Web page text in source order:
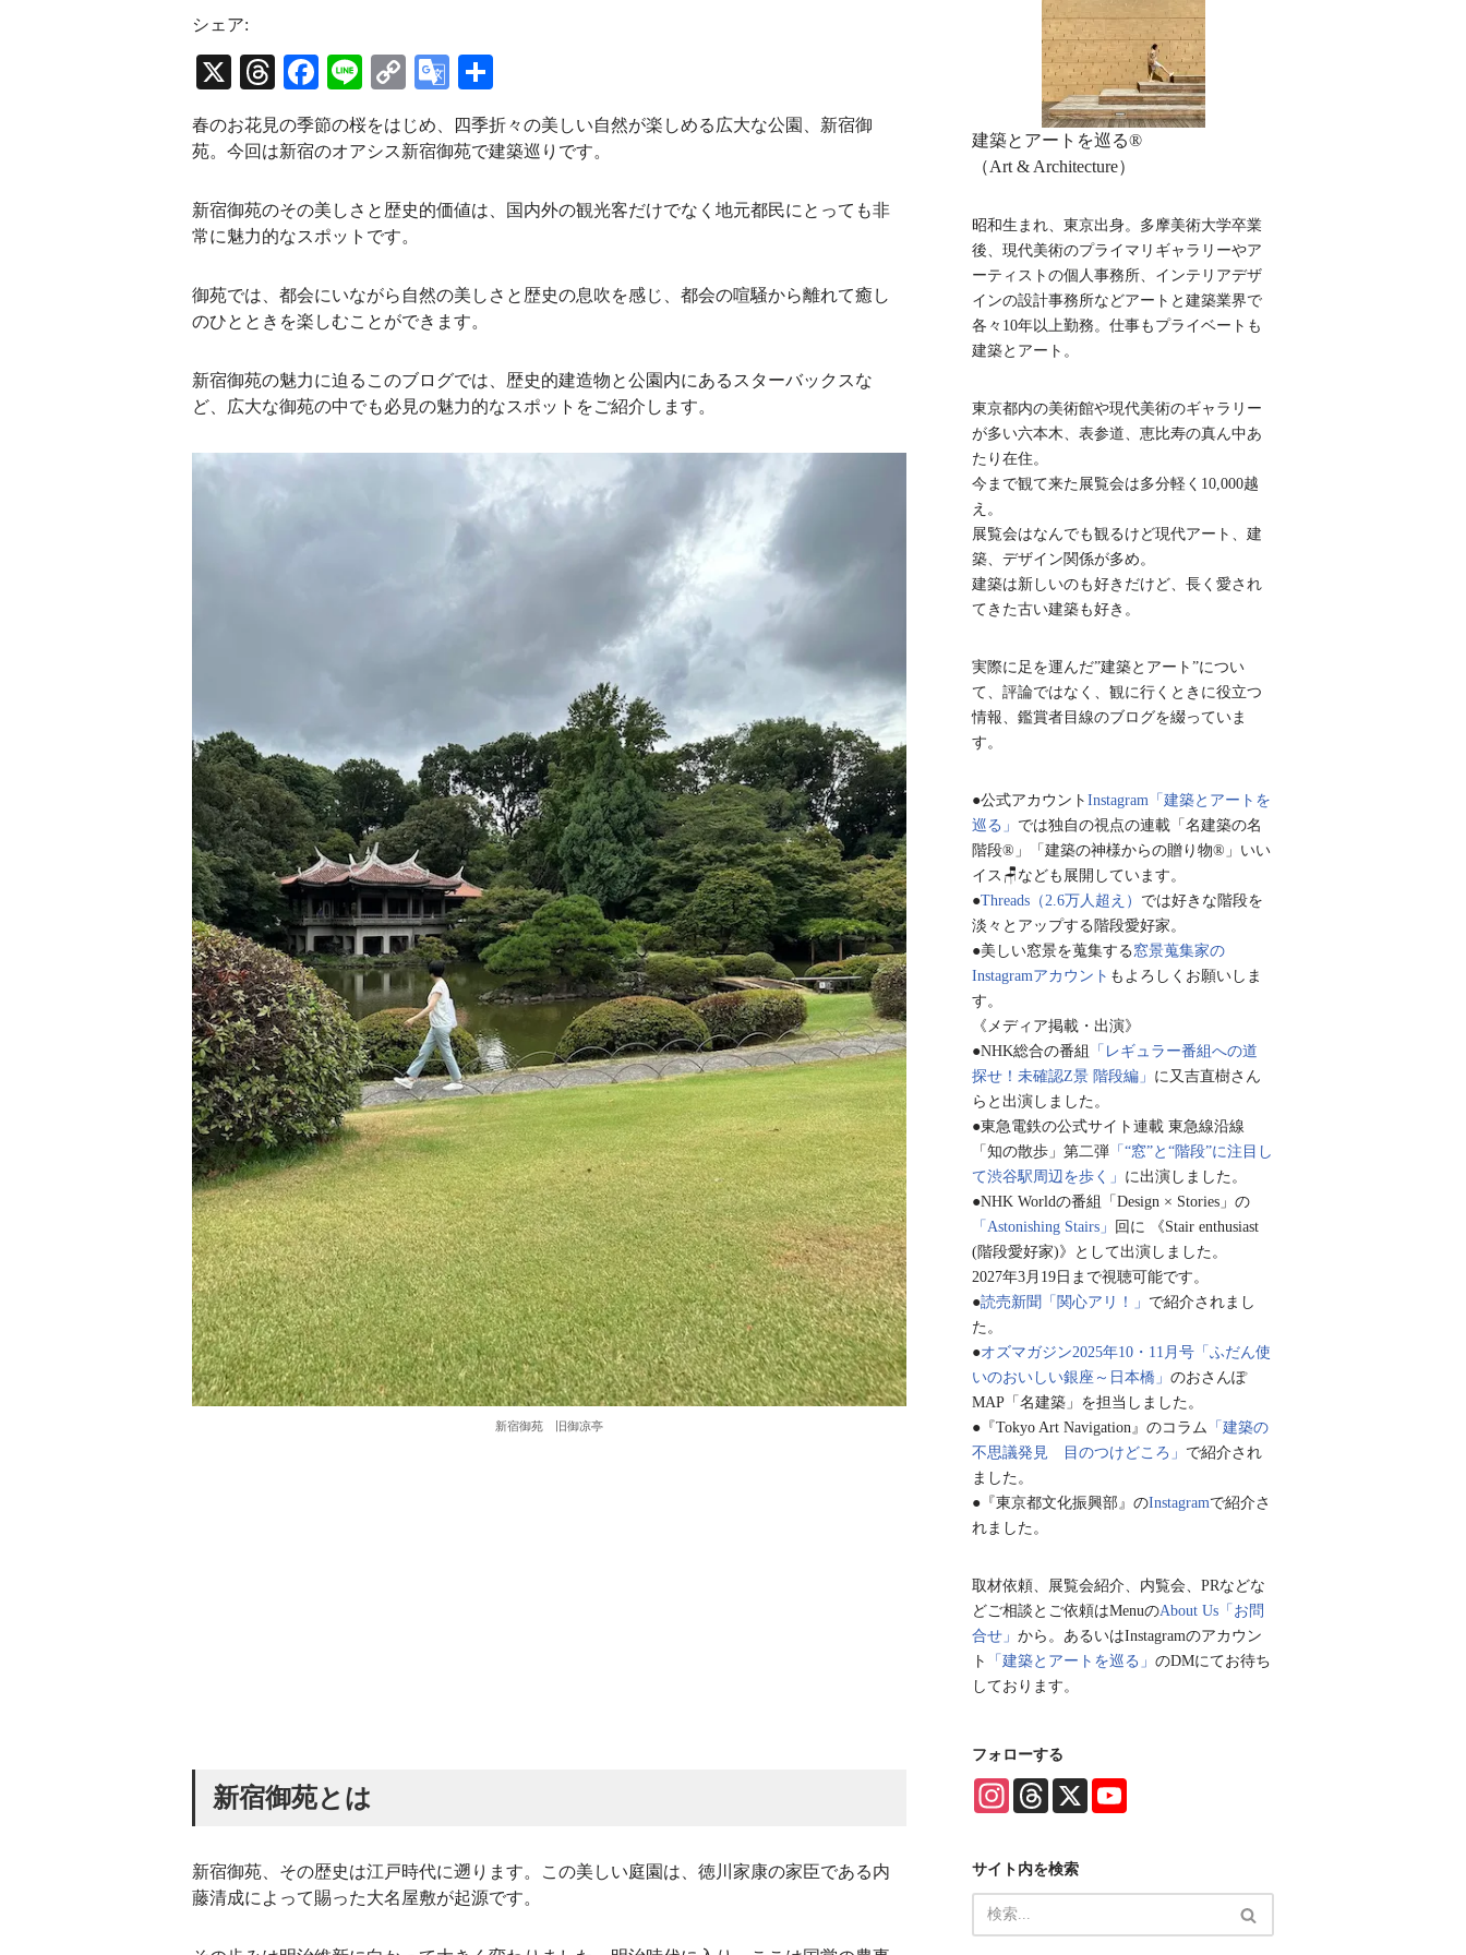
t
a
g
a
d
s
b
e
C
a
n
n
シェア:
X
T
hr
ea
Fa
ce
bo
Li
ne
C
y
nk
G
oo
gl
Tr
sl
at
有
春のお花見の季節の桜をはじめ、四季折々の美しい自然が楽しめる広大な公園、新宿御
苑。今回は新宿のオアシス新宿御苑で建築巡りです。
新宿御苑のその美しさと歴史的価値は、国内外の観光客だけでなく地元都民にとっても非
常に魅力的なスポットです。
御苑では、都会にいながら自然の美しさと歴史の息吹を感じ、都会の喧騒から離れて癒し
のひとときを楽しむことができます。
新宿御苑の魅力に迫るこのブログでは、歴史的建造物と公園内にあるスターバックスな
ど、広大な御苑の中でも必見の魅力的なスポットをご紹介します。
新宿御苑 旧御凉亭
新宿御苑とは
新宿御苑、その歴史は江戸時代に遡ります。この美しい庭園は、徳川家康の家臣である内
藤清成によって賜った大名屋敷が起源です。
建築とアートを巡る®︎
（Art & Architecture）
昭和生まれ、東京出身。多摩美術大学卒業
後、現代美術のプライマリギャラリーやア
ーティストの個人事務所、インテリアデザ
インの設計事務所などアートと建築業界で
各々10年以上勤務。仕事もプライベートも
建築とアート。
東京都内の美術館や現代美術のギャラリー
が多い六本木、表参道、恵比寿の真ん中あ
たり在住。
今まで観て来た展覧会は多分軽く10,000越
え。
展覧会はなんでも観るけど現代アート、建
築、デザイン関係が多め。
建築は新しいのも好きだけど、長く愛され
てきた古い建築も好き。
実際に足を運んだ”建築とアート”につい
て、評論ではなく、観に行くときに役立つ
情報、鑑賞者目線のブログを綴っていま
す。
●公式アカウント Instagram「建築とアートを
巡る」 では独自の視点の連載「名建築の名
階段®︎」「建築の神様からの贈り物®︎」いい
イス🪑なども展開しています。
●Threads（2.6万人超え） では好きな階段を
淡々とアップする階段愛好家。
●美しい窓景を蒐集する 窓景蒐集家の
Instagramアカウント もよろしくお願いしま
す。
《メディア掲載・出演》
●NHK総合の番組
「レギュラー番組への道
探せ！未確認Z景 階段編」 に又吉直樹さん
らと出演しました。
●東急電鉄の公式サイト連載 東急線沿線
「知の散歩」第二弾「“窓”と“階段”に注目し
て渋谷駅周辺を歩く」 に出演しました。
●NHK Worldの番組「Design × Stories」の
「Astonishing Stairs」
回に 《Stair enthusiast
(階段愛好家)》として出演しました。
2027年3月19日まで視聴可能です。
●読売新聞「関心アリ！」 で紹介されまし
た。
●オズマガジン2025年10・11月号「ふだん使
いのおいしい銀座～日本橋」 のおさんぽ
MAP「名建築」を担当しました。
●『Tokyo Art Navigation』のコラム 「建築の
不思議発見 目のつけどころ」 で紹介され
ました。
●『東京都文化振興部』のInstagramで紹介さ
れました。
取材依頼、展覧会紹介、内覧会、PRなどな
どご相談とご依頼はMenuのAbout Us「お問
合せ」 から。あるいはInstagramのアカウン
ト
「建築とアートを巡る」 のDMにてお待ち
しております。
フォローする
I
g
r
a
m
T
d
s
X
Y
e
サイト内を検索